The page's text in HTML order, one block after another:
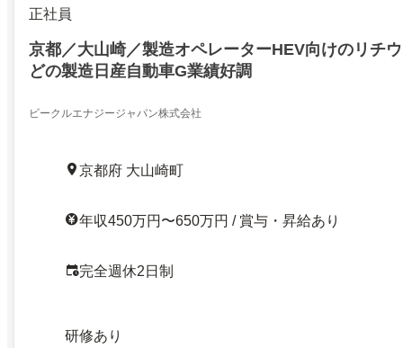
正社員
京都／大山崎／製造オペレーターHEV向けのリチ
どの製造日産自動車G業績好調
ビークルエナジージャパン株式会社
京都府 大山崎町
年収450万円〜650万円 / 賞与・昇給あり
完全週休2日制
研修あり